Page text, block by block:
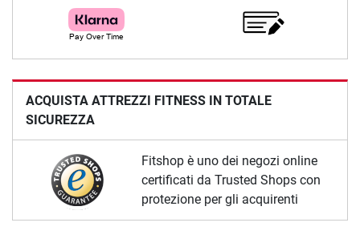
ACQUISTA ATTREZZI FITNESS IN TOTALE
SICUREZZA
Fitshop è uno dei negozi online
certificati da Trusted Shops con
protezione per gli acquirenti